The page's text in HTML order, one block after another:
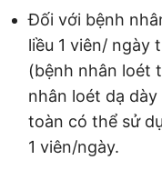
Đối với bệnh
liều 1 viên/ ngày
(bệnh nhân loét
nhân loét dạ
toàn có thể sử
1 viên/ngày.